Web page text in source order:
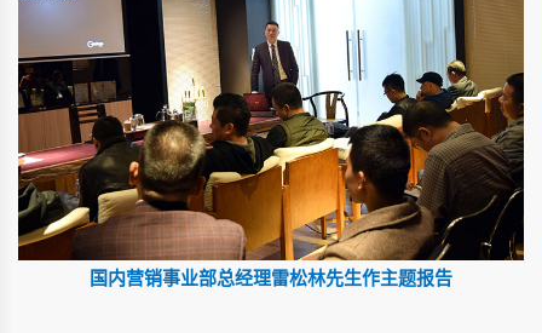
国内营销事业部总经理雷松林先生作主题报告